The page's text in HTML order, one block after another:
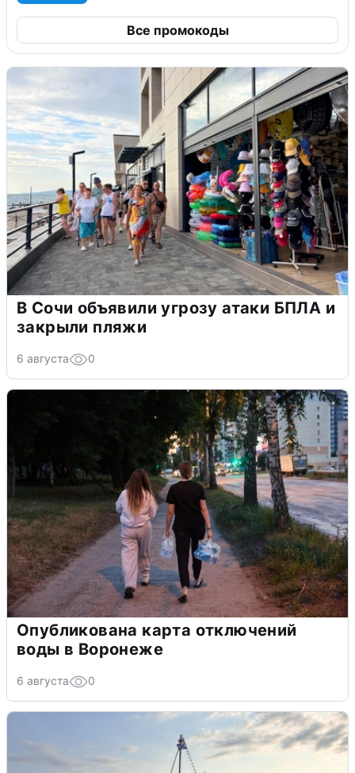
Все промокоды
В Сочи объявили угрозу атаки БПЛА и
закрыли пляжи
6 августа 0
Опубликована карта отключений
воды в Воронеже
6 августа 0